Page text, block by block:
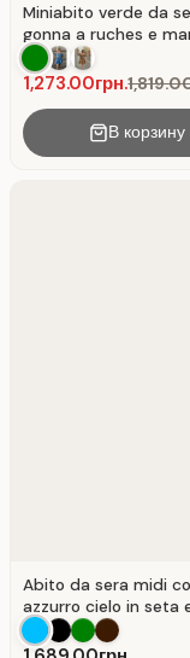
Miniabito verde da
gonna a ruches e
sbuffo . Verde.
1,273.00грн.
В корзину
Abito da sera midi
azzurro cielo in seta
azzurro cielo.